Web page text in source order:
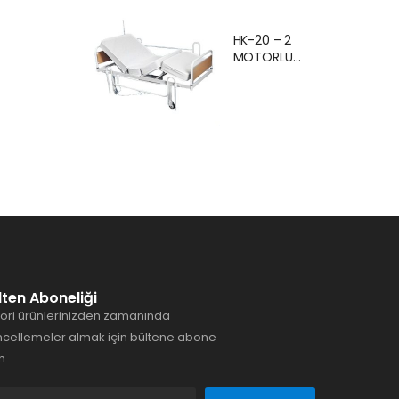
Karyolası
Hasta Yatağı
HK-20 – 2
MOTORLU
Aboneliği
ürünlerinizden zamanında
almak için bültene abone